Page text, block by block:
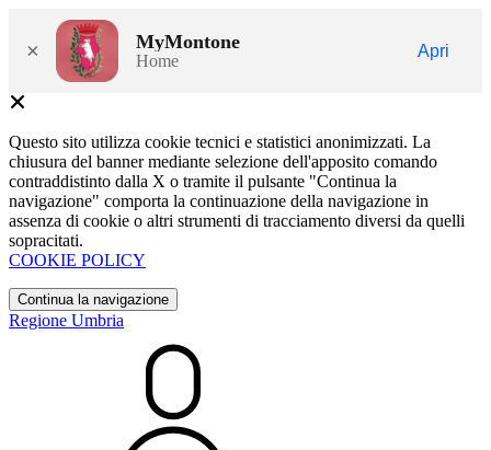
× MyMontone
Home
Apri
Questo sito utilizza cookie tecnici e statistici anonimizzati. La
chiusura del banner mediante selezione dell'apposito comando
contraddistinto dalla X o tramite il pulsante "Continua la
navigazione" comporta la continuazione della navigazione in
assenza di cookie o altri strumenti di tracciamento diversi da quelli
sopracitati.
COOKIE POLICY
Continua la navigazione
Regione Umbria